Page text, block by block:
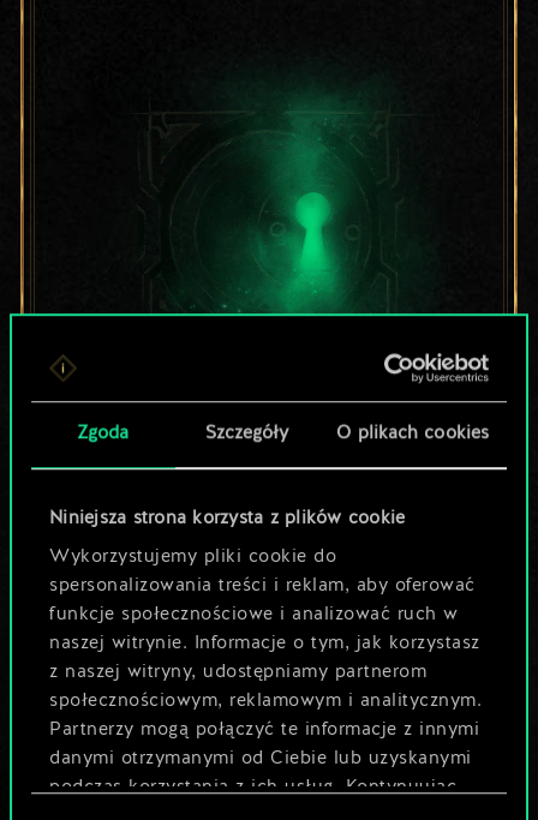
Zgoda Szczegóły O plikach cookies
Niniejsza strona korzysta z plików cookie
Wykorzystujemy pliki cookie do
spersonalizowania treści i reklam, aby oferować
funkcje społecznościowe i analizować ruch w
naszej witrynie. Informacje o tym, jak korzystasz
z naszej witryny, udostępniamy partnerom
społecznościowym, reklamowym i analitycznym.
Partnerzy mogą połączyć te informacje z innymi
danymi otrzymanymi od Ciebie lub uzyskanymi
podczas korzystania z ich usług. Kontynuując
Lubisz grać tą talią?
Pomóż społeczności
odkryć jej
potencjał!
Nazwij talię i opisz swoją strategię
Edytuj talię